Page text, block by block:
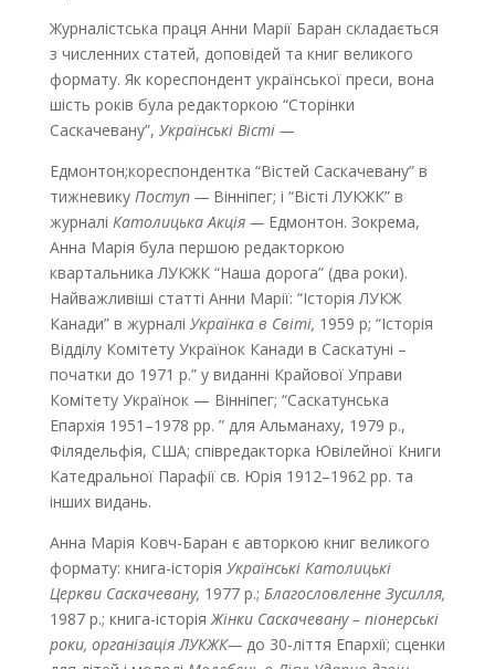
Журналістська праця Анни Марії Баран складається
з численних статей, доповідей та книг великого
формату. Як кореспондент української преcи, вoнa
шість рoкiв була редакторкою “Сторінки
Саскачевану”, Українські Вісті —
Едмонтон;кореспондентка “Вістей Саскачевану” в
тижневику Постyn — Вінніпег; i “Biсті ЛУКЖК” в
журналi Католицька Акція — Едмонтон. Зокрема,
Анна Марія була першою редактоpкoю
квартальника ЛУКЖК “Наша дорога” (два роки).
Найважливіші статті Анни Маpії: “Iстoрiя ЛУКЖ
Канади” в журналі Українка в Світі, 1959 р; “Iсторiя
Вiддiлу Комiтету Українок Канади в Саскатуні –
початки до 1971 р.” y виданні Крайової Управи
Комітету Українок — Вінніпег; “Саскатyнська
Епаpхiя 1951–1978 рр. ” для Альманаху, 1979 p.,
Філядeльфія, США; співредакторка Ювілейної Книги
Катедральної Парафії св. Юрiя 1912–1962 pp. та
iншиx видань.
Анна Марія Ковч-Баран є авторкою книг великого
формату: книга-іcторiя Українські Католицькі
Церкви Саскачевaну, 1977 р.; Благословленне Зусилля,
1987 р.; книга-історiяЖінки Саскачевану – піонерські
роки, організація ЛУКЖК— до 30-ліття Епархії; сценки